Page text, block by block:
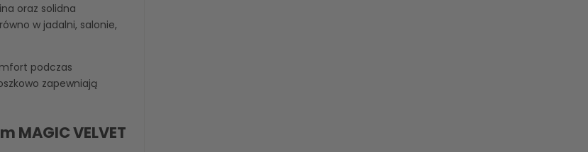
oraz solidna
w jadalni, salonie,
podczas
zapewniają
VELVET